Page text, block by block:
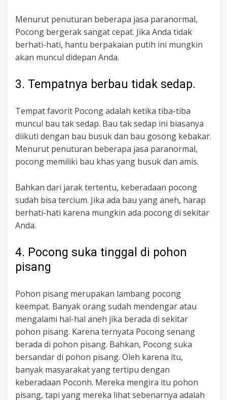
Menurut penuturan beberapa jasa paranormal,
Pocong bergerak sangat cepat. Jika Anda tidak
berhati-hati, hantu berpakaian putih ini mungkin
akan muncul didepan Anda.
3. Tempatnya berbau tidak sedap.
Tempat favorit Pocong adalah ketika tiba-tiba
muncul bau tak sedap. Bau tak sedap ini biasanya
diikuti dengan bau busuk dan bau gosong kebakar.
Menurut penuturan beberapa jasa paranormal,
pocong memiliki bau khas yang busuk dan amis.
Bahkan dari jarak tertentu, keberadaan pocong
sudah bisa tercium. Jika ada bau yang aneh, harap
berhati-hati karena mungkin ada pocong di sekitar
Anda.
4. Pocong suka tinggal di pohon
pisang
Pohon pisang merupakan lambang pocong
keempat. Banyak orang sudah mendengar atau
mengalami hal-hal aneh jika berada di sekitar
pohon pisang. Karena ternyata Pocong senang
berada di pohon pisang. Bahkan, Pocong suka
bersandar di pohon pisang. Oleh karena itu,
banyak masyarakat yang tertipu dengan
keberadaan Poconh. Mereka mengira itu pohon
pisang, tapi yang mereka lihat sebenarnya adalah